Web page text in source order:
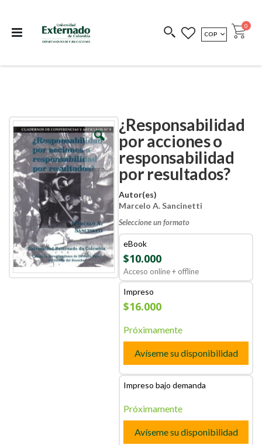
COEDICIONES REDIMIR CÓDIGO
MONEDA
COP Cart
0
¿Responsabilidad
por acciones o
responsabilidad
por resultados?
Autor(es)
Marcelo A. Sancinetti
Seleccione un formato
eBook
$10.000
Acceso online + offline
Impreso
$16.000
Próximamente
Avíseme su disponibilidad
Impreso bajo demanda
Próximamente
Avíseme su disponibilidad
Skip
to
the
end
of
the
images
gallery
Skip
to
the
beginning
of
the
images
gallery